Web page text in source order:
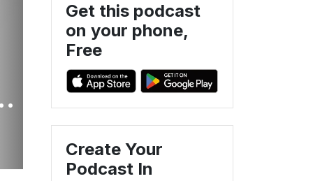
Get this podcast
on your phone,
Free
Create Your
Podcast In